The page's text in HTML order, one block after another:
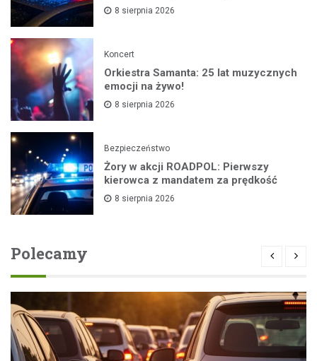
8 sierpnia 2026
Koncert
Orkiestra Samanta: 25 lat muzycznych
emocji na żywo!
8 sierpnia 2026
Bezpieczeństwo
Żory w akcji ROADPOL: Pierwszy
kierowca z mandatem za prędkość
8 sierpnia 2026
Polecamy